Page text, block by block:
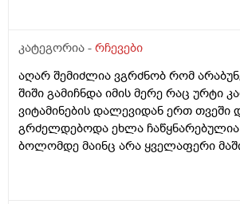
კატეგორია - რჩევები
აღარ შემიძლია ვგრძნობ რომ
შიში გამიჩნდა იმის მერე რაც ურტი
ვიტამინების დალევიდან ერთ თვეში
გრძელდებოდა ეხლა ჩაწყნარებულია
ბოლომდე მაინც არა ყველაფერი